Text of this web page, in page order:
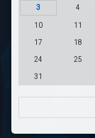
3 4
10 11
17 18
24 25
31